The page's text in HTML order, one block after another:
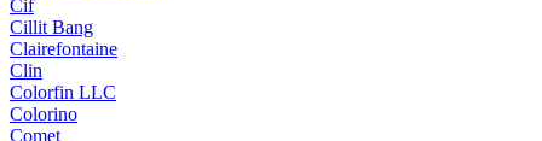
Cif
Cillit Bang
Clairefontaine
Clin
Colorfin LLC
Colorino
Comet